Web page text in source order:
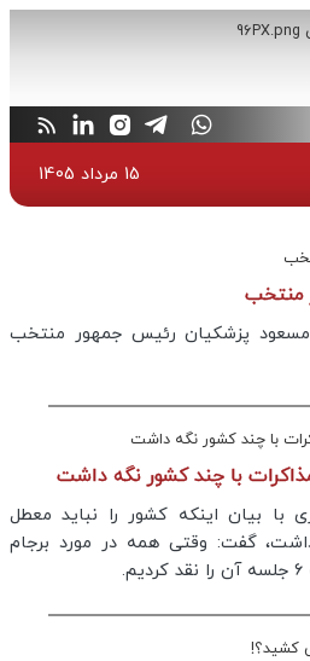
15 مرداد 1405
منتخب
پزشکیان رئیس جمهور منتخب
با چند کشور نگه داشت
با بیان اینکه کشور را نباید معطل
گفت: وقتی همه در مورد برجام